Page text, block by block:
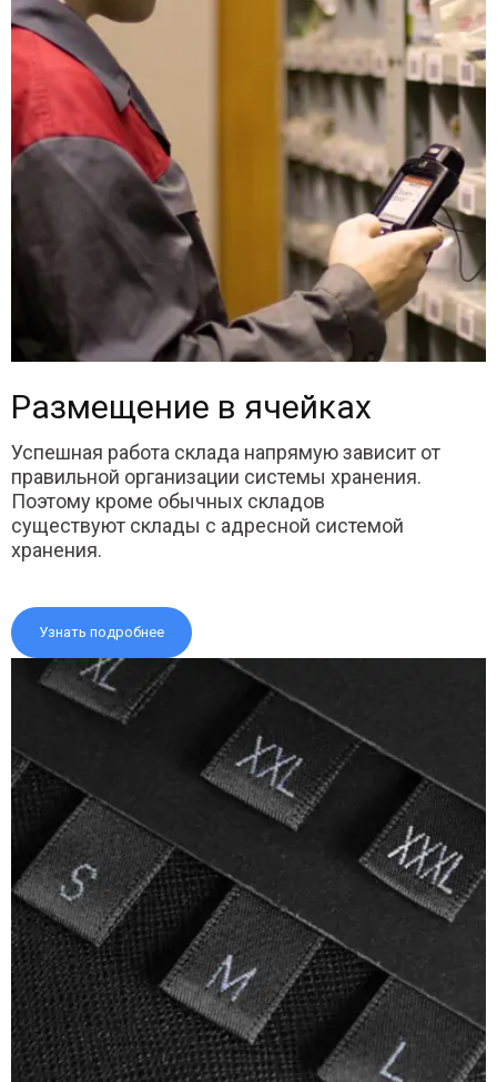
Размещение в ячейках
Успешная работа склада напрямую зависит от
правильной организации системы хранения.
Поэтому кроме обычных складов
существуют склады с адресной системой
хранения.
Узнать подробнее